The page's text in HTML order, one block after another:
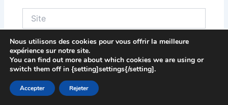
Enregistrer mon nom, mon e-mail et mon site dans
le navigateur pour mon prochain commentaire.
Nous utilisons des cookies pour vous offrir la meilleure
expérience sur notre site.
You can find out more about which cookies we are using or
switch them off in {setting]settings{/setting].
Accepter Rejeter